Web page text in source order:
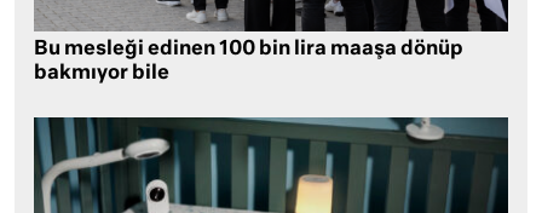
Bu mesleği edinen 100 bin lira maaşa dönüp
bakmıyor bile